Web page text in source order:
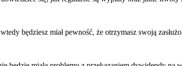
‌będziesz ‍miał pewność, że otrzymasz swoją